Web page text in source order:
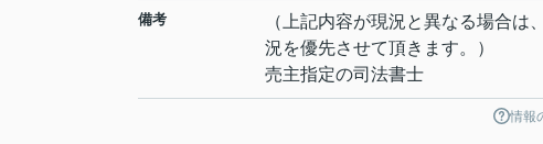
備考
（上記内容が現況と異なる場合は
況を優先させて頂きます。）
売主指定の司法書士
情報